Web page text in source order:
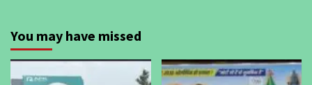
You may have missed